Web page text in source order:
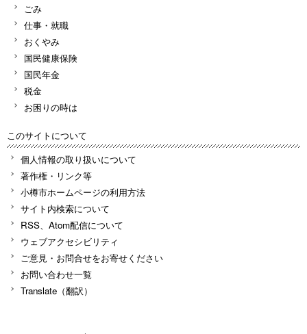
ごみ
仕事・就職
おくやみ
国民健康保険
国民年金
税金
お困りの時は
このサイトについて
個人情報の取り扱いについて
著作権・リンク等
小樽市ホームページの利用方法
サイト内検索について
RSS、Atom配信について
ウェブアクセシビリティ
ご意見・お問合せをお寄せください
お問い合わせ一覧
Translate（翻訳）